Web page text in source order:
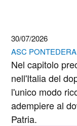
30/07/2026
ASC
Nel capitolo
nell'Italia del
l'unico modo
adempiere al
Patria.